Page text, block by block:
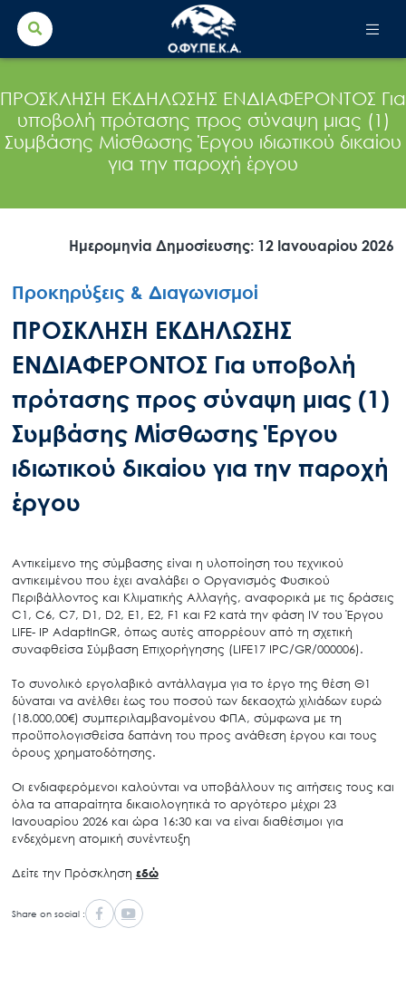
Search
for:
ΠΡΟΣΚΛΗΣΗ ΕΚΔΗΛΩΣΗΣ ΕΝΔΙΑΦΕΡΟΝΤΟΣ Για
υποβολή πρότασης προς σύναψη μιας (1)
Συμβάσης Μίσθωσης Έργου ιδιωτικού δικαίου
για την παροχή έργου
Ημερομηνία Δημοσίευσης: 12 Ιανουαρίου 2026
Προκηρύξεις & Διαγωνισμοί
ΠΡΟΣΚΛΗΣΗ ΕΚΔΗΛΩΣΗΣ
ΕΝΔΙΑΦΕΡΟΝΤΟΣ Για υποβολή
πρότασης προς σύναψη μιας (1)
Συμβάσης Μίσθωσης Έργου
ιδιωτικού δικαίου για την παροχή
έργου
Αντικείμενο της σύμβασης είναι η υλοποίηση του τεχνικού
αντικειμένου που έχει αναλάβει ο Οργανισμός Φυσικού
Περιβάλλοντος και Κλιματικής Αλλαγής, αναφορικά με τις δράσεις
C1, C6, C7, D1, D2, E1, Ε2, F1 και F2 κατά την φάση IV του Έργου
LIFE- IP AdaptInGR, όπως αυτές απορρέουν από τη σχετική
συναφθείσα Σύμβαση Επιχορήγησης (LIFE17 IPC/GR/000006).
Το συνολικό εργολαβικό αντάλλαγμα για το έργο της θέση Θ1
δύναται να ανέλθει έως του ποσού των δεκαοχτώ χιλιάδων ευρώ
(18.000,00€) συμπεριλαμβανομένου ΦΠΑ, σύμφωνα με τη
προϋπολογισθείσα δαπάνη του προς ανάθεση έργου και τους
όρους χρηματοδότησης.
Οι ενδιαφερόμενοι καλούνται να υποβάλλουν τις αιτήσεις τους και
όλα τα απαραίτητα δικαιολογητικά το αργότερο μέχρι 23
Ιανουαρίου 2026 και ώρα 16:30 και να είναι διαθέσιμοι για
ενδεχόμενη ατομική συνέντευξη
Δείτε την Πρόσκληση εδώ
Share on social :